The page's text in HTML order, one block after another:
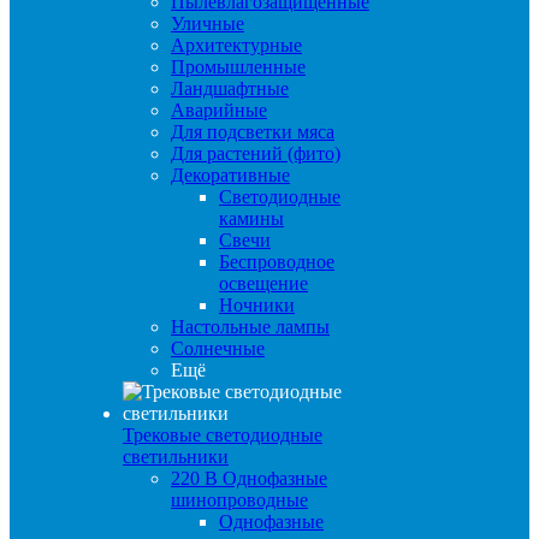
Уличные
Архитектурные
Промышленные
Ландшафтные
Аварийные
Для подсветки мяса
Для растений (фито)
Декоративные
Светодиодные
камины
Свечи
Беспроводное
освещение
Ночники
Настольные лампы
Солнечные
Ещё
Трековые светодиодные
светильники
220 B Однофазные
шинопроводные
Однофазные